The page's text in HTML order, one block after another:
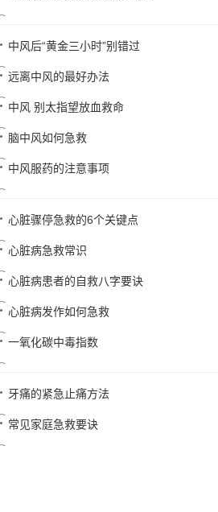
中风后“黄金三小时”别错过
远离中风的最好办法
中风 别太指望放血救命
脑中风如何急救
中风服药的注意事项
心脏骤停急救的6个关键点
心脏病急救常识
心脏病患者的自救八字要诀
心脏病发作如何急救
一氧化碳中毒指数
牙痛的紧急止痛方法
常见家庭急救要诀